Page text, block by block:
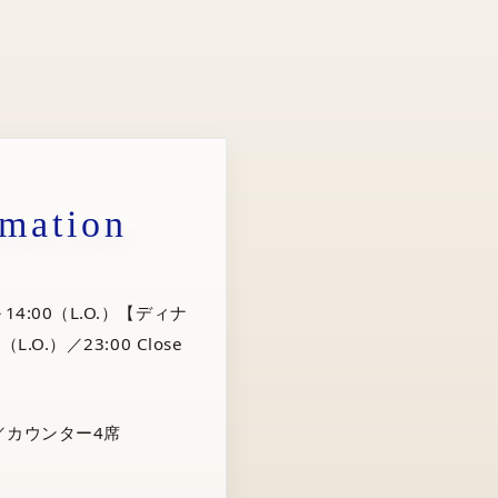
（L.O.）【ディナ
L.O.）／23:00 Close
ウンター4席